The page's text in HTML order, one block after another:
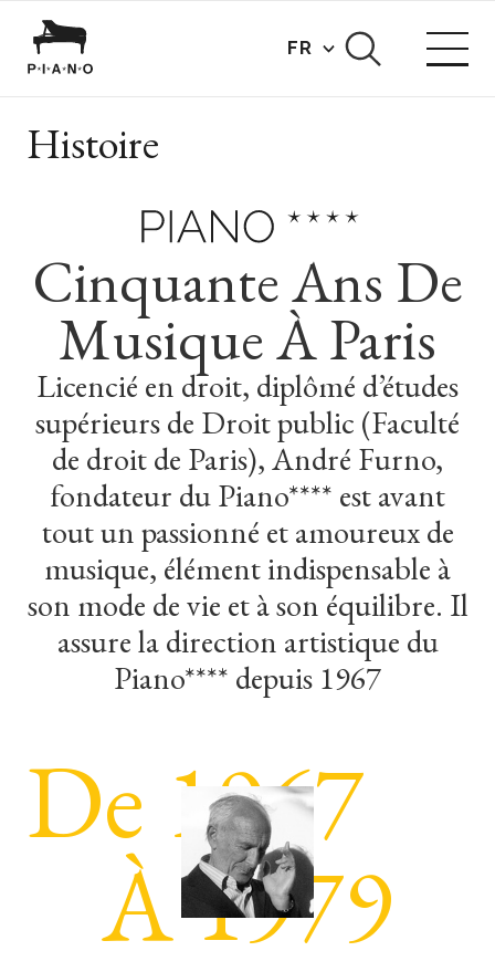
FR
Histoire
Cinquante Ans De
Musique À Paris
Licencié en droit, diplômé d’études
supérieursde Droitpublic (Faculté
de droitde Paris),André Furno,
fondateur duPiano**** estavant
toutunpassionné etamoureuxde
musique, élémentindispensable à
son mode devie etàson équilibre. Il
assureladirection artistique du
Piano**** depuis 1967
De 1967
À 1979